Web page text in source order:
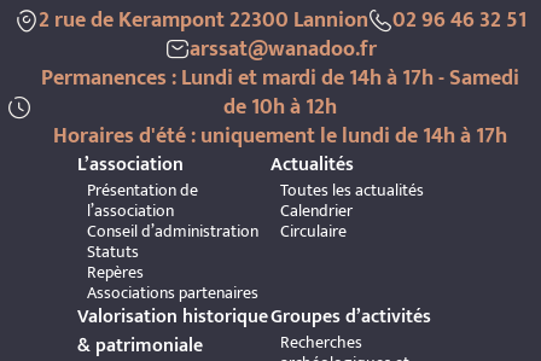
2 rue de Kerampont 22300 Lannion
02 96 46 32 51
arssat@wanadoo.fr
Permanences : Lundi et mardi de 14h à 17h - Samedi
de 10h à 12h
Horaires d'été : uniquement le lundi de 14h à 17h
L’association
Présentation de
l’association
Conseil d’administration
Statuts
Repères
Associations partenaires
Actualités
Toutes les actualités
Calendrier
Circulaire
Valorisation historique
& patrimoniale
Groupes d’activités
Recherches